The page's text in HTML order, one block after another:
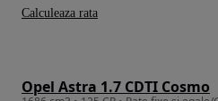
Opel Astra 1.7 CDTI Cosmo
Calculeaza rata